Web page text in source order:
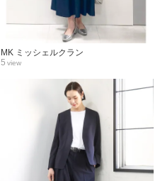
5 view
MK ミッシェルクラン